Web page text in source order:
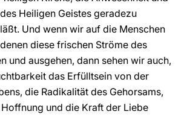
Heiligen Geistes geradezu
Und wenn wir auf die Menschen
diese frischen Ströme des
und ausgehen, dann sehen wir auch,
das Erfülltsein von der
die Radikalität des Gehorsams,
und die Kraft der Liebe